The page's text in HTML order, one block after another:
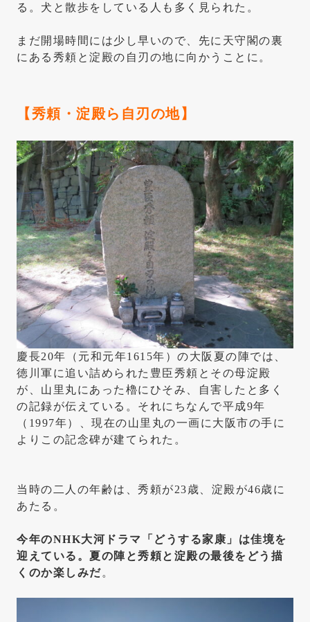
る。犬と散歩をしている人も多く見られた。
まだ開場時間には少し早いので、先に天守閣の裏
にある秀頼と淀殿の自刃の地に向かうことに。
【秀頼・淀殿ら自刃の地】
慶長20年（元和元年1615年）の大阪夏の陣では、
徳川軍に追い詰められた豊臣秀頼とその母淀殿
が、山里丸にあった櫓にひそみ、自害したと多く
の記録が伝えている。それにちなんで平成9年
（1997年）、現在の山里丸の一画に大阪市の手に
よりこの記念碑が建てられた。
当時の二人の年齢は、秀頼が23歳、淀殿が46歳に
あたる。
今年のNHK大河ドラマ「どうする家康」は佳境を
迎えている。夏の陣と秀頼と淀殿の最後をどう描
くのか楽しみだ。